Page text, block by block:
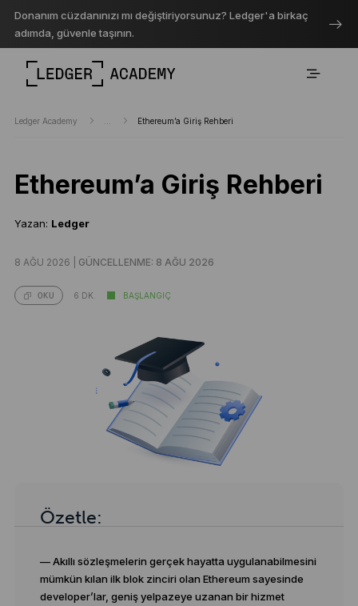
Donanım cüzdanınızı mı değiştiriyorsunuz? Ledger'a birkaç
adımda, güvenle taşının.
Ledger Academy Ethereum’a Giriş Rehberi
Ethereum’a Giriş Rehberi
Yazan: Ledger
8 AĞU 2026 | GÜNCELLENME: 8 AĞU 2026
OKU 6 DK. BAŞLANGIÇ
Özetle:
— Akıllı sözleşmelerin gerçek hayatta uygulanabilmesini
mümkün kılan ilk blok zinciri olan Ethereum sayesinde
developer’lar, geniş yelpazeye uzanan bir hizmet